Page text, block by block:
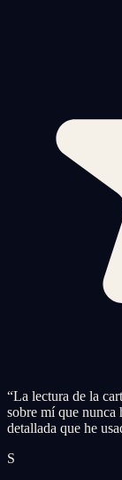
“La lectura de la
sobre mí que nunca
detallada que he
S